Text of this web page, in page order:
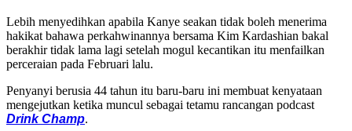
Lebih menyedihkan apabila Kanye seakan tidak boleh menerima
hakikat bahawa perkahwinannya bersama Kim Kardashian bakal
berakhir tidak lama lagi setelah mogul kecantikan itu menfailkan
perceraian pada Februari lalu.
Penyanyi berusia 44 tahun itu baru-baru ini membuat kenyataan
mengejutkan ketika muncul sebagai tetamu rancangan podcast
Drink Champ.